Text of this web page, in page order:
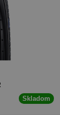
Skladom